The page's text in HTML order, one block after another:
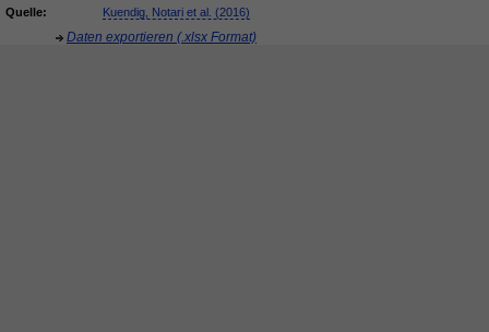
Quelle:
Kuendig, Notari et al. (2016)
Daten exportieren (.xlsx Format)